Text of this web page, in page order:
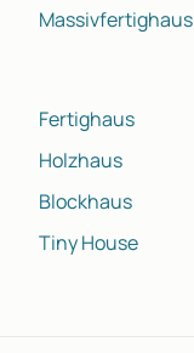
Massivfertighaus
Fertighaus
Holzhaus
Blockhaus
Tiny House